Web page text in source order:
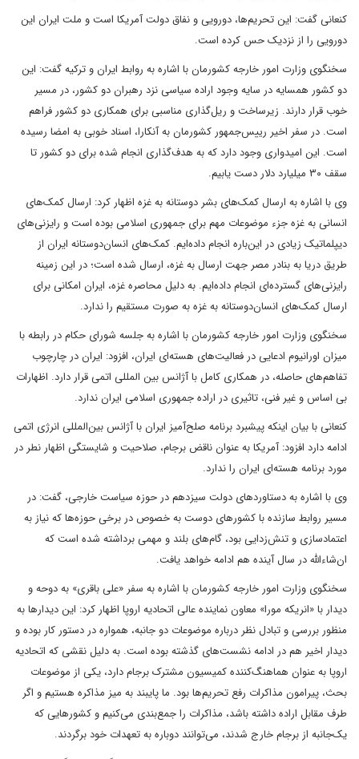
کنعانی گفت: این تحریم‌ها، دورویی و نفاق دولت آمریکا است و ملت ایران این
دورویی را از نزدیک حس کرده است‌.
سخنگوی وزارت امور خارجه کشورمان با اشاره به روابط ایران و ترکیه گفت: این
دو کشور همسایه در سایه وجود اراده سیاسی نزد رهبران دو کشور، در مسیر
خوب قرار دارند. زیرساخت و ریل‌گذاری مناسبی برای همکاری دو کشور فراهم
است. در سفر اخیر رییس‌جمهور کشورمان به آنکارا، اسناد خوبی به امضا رسیده
است. این امیدواری وجود دارد که به هدف‌گذاری انجام شده برای دو کشور تا
سقف ۳۰ میلیارد دلار دست یابیم.
وی با اشاره به ارسال کمک‌های بشر دوستانه به غزه اظهار کرد: ارسال کمک‌های
انسانی به غزه جزء موضوعات مهم برای جمهوری اسلامی بوده است و رایزنی‌های
دیپلماتیک زیادی در این‌باره انجام داده‌ایم. کمک‌های انسان‌دوستانه ایران از
طریق دریا به بنادر مصر جهت ارسال به غزه، ارسال شده است؛ در این زمینه
رایزنی‌های گسترده‌ای انجام داده‌ایم. به دلیل محاصره غزه، ایران امکانی برای
ارسال کمک‌های انسان‌دوستانه به غزه به صورت مستقیم را ندارد.
سخنگوی وزارت امور خارجه کشورمان با اشاره به جلسه شورای حکام در رابطه با
میزان اورانیوم ادعایی در فعالیت‌های هسته‌ای ایران، افزود: ایران در چارچوب
تفاهم‌های حاصله، در همکاری کامل با آژانس بین المللی اتمی قرار دارد. اظهارات
بی اساس و غیر فنی، تاثیری در اراده جمهوری اسلامی ایران ندارد.
کنعانی با بیان اینکه پیشبرد برنامه صلح‌آمیز ایران با آژانس بین‌المللی انرژی اتمی
ادامه دارد افزود: آمریکا به عنوان ناقض برجام، صلاحیت و شایستگی اظهار نطر در
مورد برنامه هسته‌ای ایران را ندارد.
وی با اشاره به دستاوردهای دولت سیزدهم در حوزه سیاست خارجی، گفت: در
مسیر روابط سازنده با کشورهای دوست به خصوص در برخی حوزه‌ها که نیاز به
اعتمادسازی و تنش‌زدایی بود، گام‌های بلند و مهمی برداشته شده است که
ان‌شاءالله در سال آینده هم ادامه خواهد یافت.
سخنگوی وزارت امور خارجه کشورمان با اشاره به سفر «علی باقری» به دوحه و
دیدار با «انریکه مورا» معاون نماینده عالی اتحادیه اروپا اظهار کرد: این دیدارها به
منظور بررسی و تبادل نظر درباره موضوعات دو جانبه، همواره در دستور کار بوده و
دیدار اخیر هم در ادامه نشست‌های گذشته بوده است. به دلیل نقشی که اتحادیه
اروپا به عنوان هماهنگ‌کننده کمیسیون مشترک برجام دارد، یکی از موضوعات
بحث، پیرامون مذاکرات رفع تحریم‌ها بود. ما پایبند به میز مذاکره هستیم و اگر
طرف مقابل اراده داشته باشد، مذاکرات را جمع‌بندی می‌کنیم و کشورهایی که
یک‌جانبه از برجام خارج شدند، می‌توانند دوباره به تعهدات خود برگردند.